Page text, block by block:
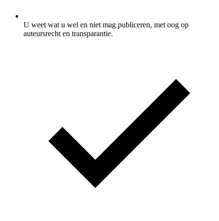
U weet wat u wel en niet mag publiceren, met oog op
auteursrecht en transparantie.